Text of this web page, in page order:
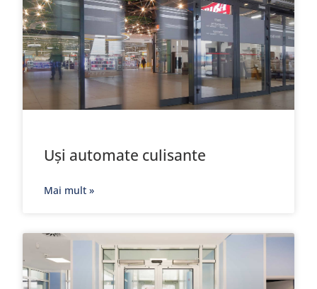
Uși automate culisante
Mai mult »